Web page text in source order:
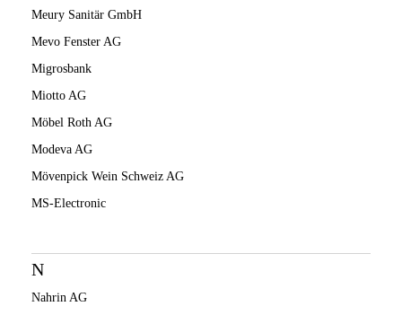
Meury Sanitär GmbH
Mevo Fenster AG
Migrosbank
Miotto AG
Möbel Roth AG
Modeva AG
Mövenpick Wein Schweiz AG
MS-Electronic
N
Nahrin AG